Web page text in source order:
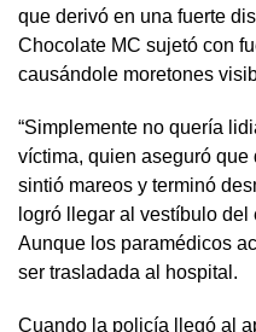
que derivó en una fuerte
Chocolate MC sujetó con
causándole moretones
“Simplemente no quería
víctima, quien aseguró
sintió mareos y terminó
logró llegar al vestíbulo
Aunque los paramédicos
ser trasladada al hospital.
Cuando la policía llegó al